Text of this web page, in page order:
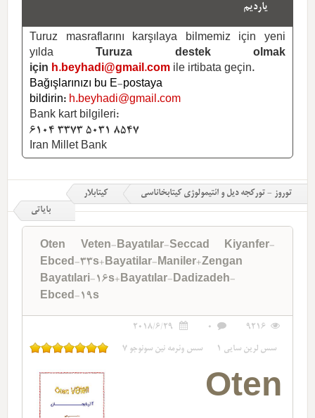
یاردیم
Turuz masraflarını karşılaya bilmemiz için yeni
yılda
Turuza destek olmak
için h.beyhadi@gmail.com ile irtibata geçin.
Bağışlarınızı bu E-postaya
bildirin: h.beyhadi@gmail.com
Bank kart bilgileri:
6104 3373 5031 8547
Iran Millet Bank
توروز - تورکجه دیل و ائتیمولوژی کیتابخاناسی
کیتابلار
بایاتی
Oten Veten-Bayatılar-Seccad Kiyanfer-
Ebced-33s+Bayatilar-Maniler+Zengan
Bayatılari-16s+Bayatılar-Dadizadeh-
Ebced-19s
9216
0
2018/6/29
سس لرین سایی 1 سس وئرمه نین سونوجو 7
Oten